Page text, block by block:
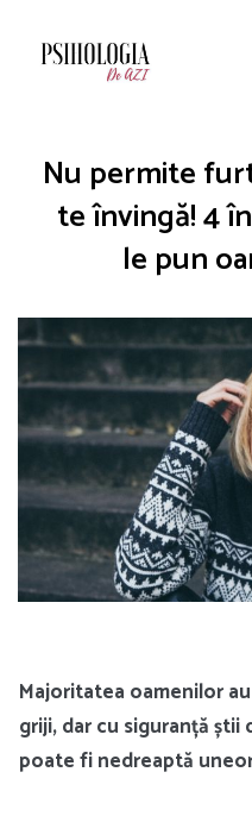
Nu permite
te învingă! 4
le pun
Majoritatea oamenilor
griji, dar cu siguranță știi
poate fi nedreaptă